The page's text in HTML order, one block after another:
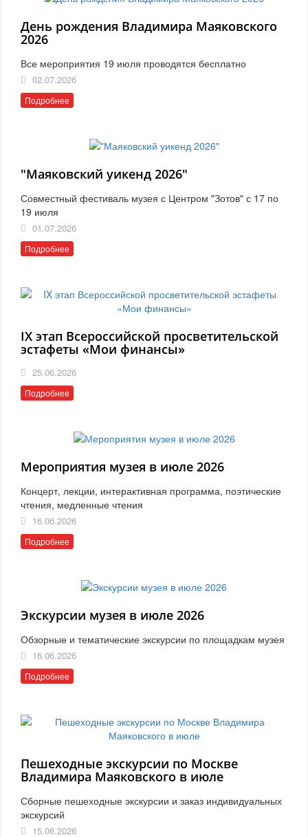
День рождения Владимира Маяковского
2026
Все мероприятия 19 июля проводятся бесплатно
02.07.2026
Подробнее
"Маяковский уикенд 2026"
Совместный фестиваль музея с Центром "Зотов" с 17 по
19 июля
01.07.2026
Подробнее
IX этап Всероссийской просветительской
эстафеты «Мои финансы»
25.06.2026
Подробнее
Мероприятия музея в июле 2026
Концерт, лекции, интерактивная программа, поэтические
чтения, медленные чтения
16.06.2026
Подробнее
Экскурсии музея в июле 2026
Обзорные и тематические экскурсии по площадкам музея
16.06.2026
Подробнее
Пешеходные экскурсии по Москве
Владимира Маяковского в июле
Сборные пешеходные экскурсии и заказ индивидуальных
экскурсий
15.06.2026